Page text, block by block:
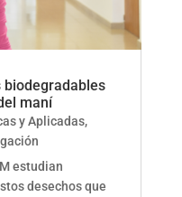
biodegradables
maní
y Aplicadas,
estudian
desechos que